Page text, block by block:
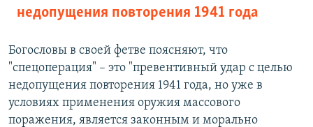
недопущения повторения 1941 года
Богословы в своей фетве поясняют, что
"спецоперация" – это "превентивный удар с целью
недопущения повторения 1941 года, но уже в
условиях применения оружия массового
поражения, является законным и морально